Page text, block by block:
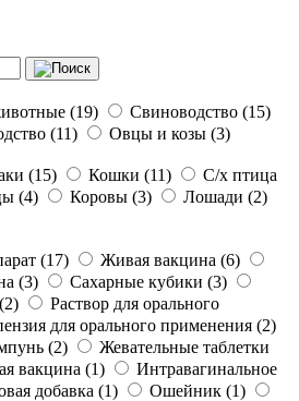
(19)
Свиноводство (15)
(11)
Овцы и козы (3)
(15) Кошки (11)
С/х птица
(4) Коровы (3)
Лошади (2)
(17)
Живая вакцина (6)
(3)
Сахарные кубики (3)
Раствор для орального
для орального применения (2)
(2)
Жевательные таблетки
вакцина (1)
Интравагинальное
добавка (1)
Ошейник (1)